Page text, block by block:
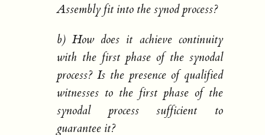
Assembly fit into the synod process?
b) How does it achieve continuity
with the first phase of the synodal
process? Is the presence of qualified
witnesses to the first phase of the
synodal process sufficient to
guarantee it?